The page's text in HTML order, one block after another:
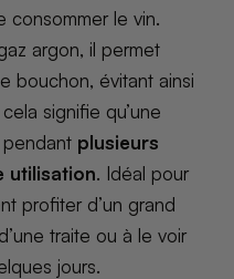
consommer le vin.
argon, il permet
bouchon, évitant ainsi
signifie qu’une
plusieurs
utilisation. Idéal pour
profiter d’un grand
traite ou à le voir
jours.